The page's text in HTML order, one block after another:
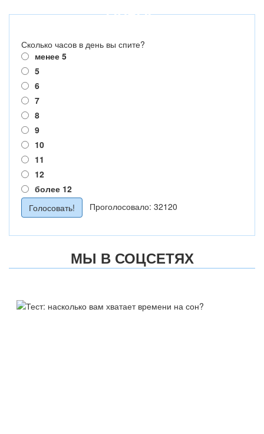
ОПРОС
Сколько часов в день вы спите?
менее 5
5
6
7
8
9
10
11
12
более 12
Проголосовало: 32120
МЫ В СОЦСЕТЯХ